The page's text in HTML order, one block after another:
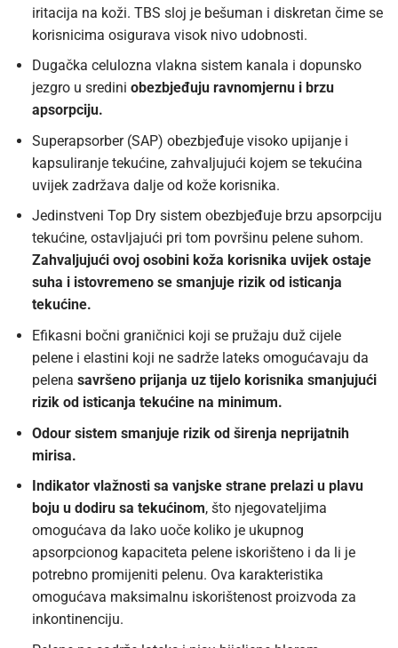
iritacija na koži. TBS sloj je bešuman i diskretan čime se
korisnicima osigurava visok nivo udobnosti.
Dugačka celulozna vlakna sistem kanala i dopunsko
jezgro u sredini obezbjeđuju ravnomjernu i brzu
apsorpciju.
Superapsorber (SAP) obezbjeđuje visoko upijanje i
kapsuliranje tekućine, zahvaljujući kojem se tekućina
uvijek zadržava dalje od kože korisnika.
Jedinstveni Top Drysistem obezbjeđuje brzu apsorpciju
tekućine, ostavljajući pri tom površinu pelene suhom.
Zahvaljujući ovoj osobini koža korisnika uvijek ostaje
suha i istovremeno se smanjuje rizik od isticanja
tekućine.
Efikasni bočni graničnici koji se pružaju duž cijele
pelene i elastini koji ne sadrže lateks omogućavaju da
pelena savršeno prijanja uz tijelo korisnika smanjujući
rizik od isticanja tekućine na minimum.
Odoursistem smanjuje rizik od širenja neprijatnih
mirisa.
Indikator vlažnosti sa vanjske straneprelazi u plavu
boju u dodiru sa tekućinom, što njegovateljima
omogućava da lako uoče koliko je ukupnog
apsorpcionog kapaciteta pelene iskorišteno i da li je
potrebno promijeniti pelenu. Ova karakteristika
omogućava maksimalnu iskorištenost proizvoda za
inkontinenciju.